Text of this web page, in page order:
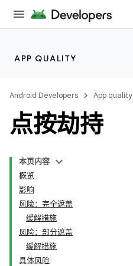
APP QUALITY
Android Developers App quality
点按劫持
本页内容
概览
影响
风险：完全遮盖
缓解措施
风险：部分遮盖
缓解措施
具体风险